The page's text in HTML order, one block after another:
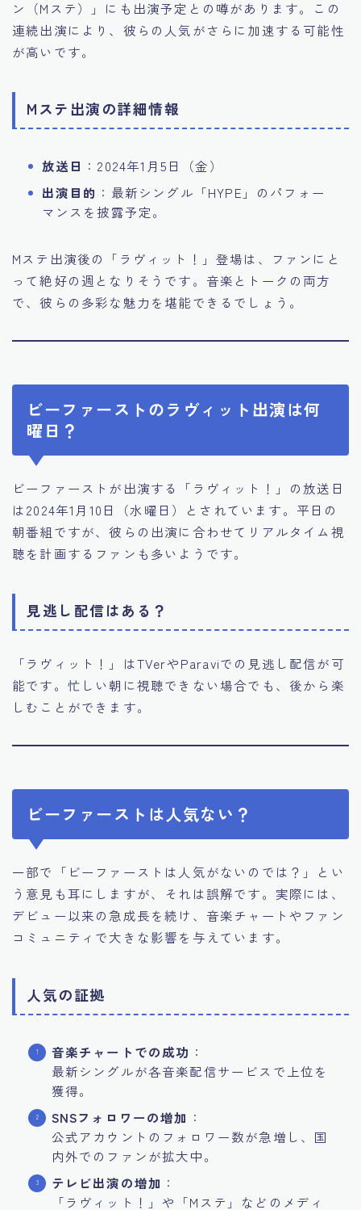
ン（Mステ）」にも出演予定との噂があります。この
連続出演により、彼らの人気がさらに加速する可能性
が高いです。
Mステ出演の詳細情報
放送日 ：2024年1月5日（金）
出演目的 ：最新シングル「HYPE」のパフォー
マンスを披露予定。
Mステ出演後の「ラヴィット！」登場は、ファンにと
って絶好の週となりそうです。音楽とトークの両方
で、彼らの多彩な魅力を堪能できるでしょう。
ビーファーストのラヴィット出演は何
曜日？
ビーファーストが出演する「ラヴィット！」の放送日
は2024年1月10日（水曜日）とされています。平日の
朝番組ですが、彼らの出演に合わせてリアルタイム視
聴を計画するファンも多いようです。
見逃し配信はある？
「ラヴィット！」はTVerやParaviでの見逃し配信が可
能です。忙しい朝に視聴できない場合でも、後から楽
しむことができます。
ビーファーストは人気ない？
一部で「ビーファーストは人気がないのでは？」とい
う意見も耳にしますが、それは誤解です。実際には、
デビュー以来の急成長を続け、音楽チャートやファン
コミュニティで大きな影響を与えています。
人気の証拠
音楽チャートでの成功 ：
最新シングルが各音楽配信サービスで上位を
獲得。
SNSフォロワーの増加 ：
公式アカウントのフォロワー数が急増し、国
内外でのファンが拡大中。
テレビ出演の増加 ：
「ラヴィット！」や「Mステ」などのメディ